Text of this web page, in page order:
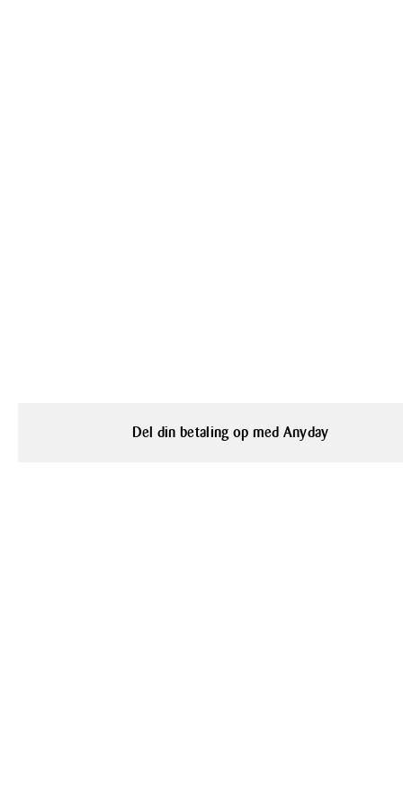
Del din betaling op med Anyday